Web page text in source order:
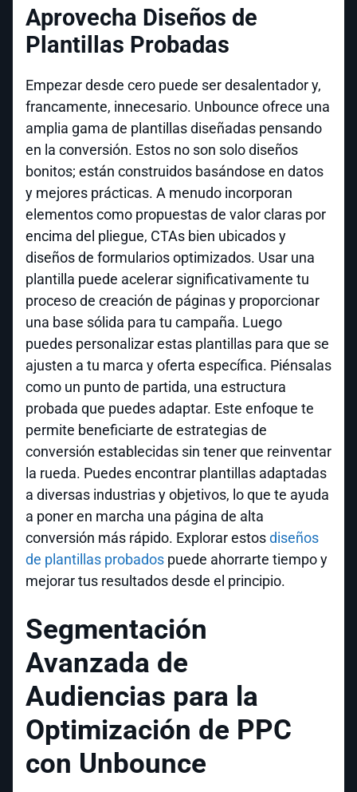
Aprovecha Diseños de
Plantillas Probadas
Empezar desde cero puede ser desalentador y,
francamente, innecesario. Unbounce ofrece una
amplia gama de plantillas diseñadas pensando
en la conversión. Estos no son solo diseños
bonitos; están construidos basándose en datos
y mejores prácticas. A menudo incorporan
elementos como propuestas de valor claras por
encima del pliegue, CTAs bien ubicados y
diseños de formularios optimizados. Usar una
plantilla puede acelerar significativamente tu
proceso de creación de páginas y proporcionar
una base sólida para tu campaña. Luego
puedes personalizar estas plantillas para que se
ajusten a tu marca y oferta específica. Piénsalas
como un punto de partida, una estructura
probada que puedes adaptar. Este enfoque te
permite beneficiarte de estrategias de
conversión establecidas sin tener que reinventar
la rueda. Puedes encontrar plantillas adaptadas
a diversas industrias y objetivos, lo que te ayuda
a poner en marcha una página de alta
conversión más rápido. Explorar estosdiseños
de plantillas probados puede ahorrarte tiempo y
mejorar tus resultados desde el principio.
Segmentación
Avanzada de
Audiencias para la
Optimización de PPC
con Unbounce